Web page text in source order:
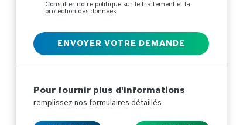
Consulter notre politique sur le traitement et la
protection des données.
Pour fournir plus d'informations
remplissez nos formulaires détaillés